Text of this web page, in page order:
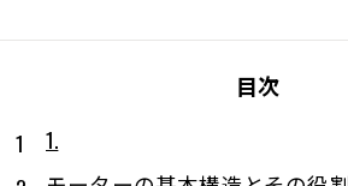
目次
1.